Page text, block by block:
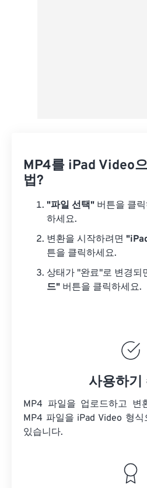
MP4를 iPad Video
법?
"파일 선택" 버튼을 클
하세요.
변환을 시작하려면
튼을 클릭하세요.
상태가 "완료"로 변경되
드" 버튼을 클릭하세요.
사용하기
MP4 파일을 업로드하고 변
MP4 파일을 iPad Video 형
있습니다.